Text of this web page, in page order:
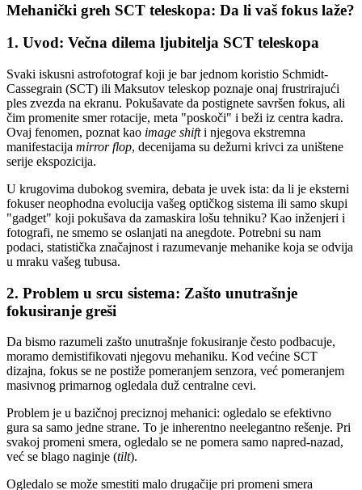
Mehanički greh SCT teleskopa: Da li vaš fokus laže?
1. Uvod: Večna dilema ljubitelja SCT teleskopa
Svaki iskusni astrofotograf koji je bar jednom koristio Schmidt-
Cassegrain (SCT) ili Maksutov teleskop poznaje onaj frustrirajući
ples zvezda na ekranu. Pokušavate da postignete savršen fokus, ali
čim promenite smer rotacije, meta "poskoči" i beži iz centra kadra.
Ovaj fenomen, poznat kao image shifti njegova ekstremna
manifestacija mirror flop, decenijama su dežurni krivci za uništene
serije ekspozicija.
U krugovima dubokog svemira, debata je uvek ista: da li je eksterni
fokuser neophodna evolucija vašeg optičkog sistema ili samo skupi
"gadget" koji pokušava da zamaskira lošu tehniku? Kao inženjeri i
fotografi, ne smemo se oslanjati na anegdote. Potrebni su nam
podaci, statistička značajnost i razumevanje mehanike koja se odvija
u mraku vašeg tubusa.
2. Problem u srcu sistema: Zašto unutrašnje
fokusiranje greši
Da bismo razumeli zašto unutrašnje fokusiranje često podbacuje,
moramo demistifikovati njegovu mehaniku. Kod većine SCT
dizajna, fokus se ne postiže pomeranjem senzora, već pomeranjem
masivnog primarnog ogledala duž centralne cevi.
Problem je u bazičnoj preciznoj mehanici: ogledalo se efektivno
gura sa samo jedne strane. To je inherentno neelegantno rešenje. Pri
svakoj promeni smera, ogledalo se ne pomera samo napred-nazad,
već se blago naginje (tilt).
Ogledalo se može smestiti malo drugačije pri promeni smera